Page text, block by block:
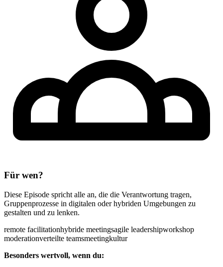
Für wen?
Diese Episode spricht alle an, die die Verantwortung tragen,
Gruppenprozesse in digitalen oder hybriden Umgebungen zu
gestalten und zu lenken.
remote facilitationhybride meetingsagile leadershipworkshop
moderationverteilte teamsmeetingkultur
Besonders wertvoll, wenn du: